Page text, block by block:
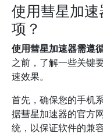
使用彗星加
项？
使用彗星加速器需遵
之前，了解一些关键
速效果。
首先，确保您的手机
据彗星加速器的官方
统，以保证软件的兼